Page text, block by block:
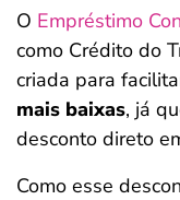
O Empréstimo
como Crédito do
criada para
mais baixas, já
desconto direto
Como esse